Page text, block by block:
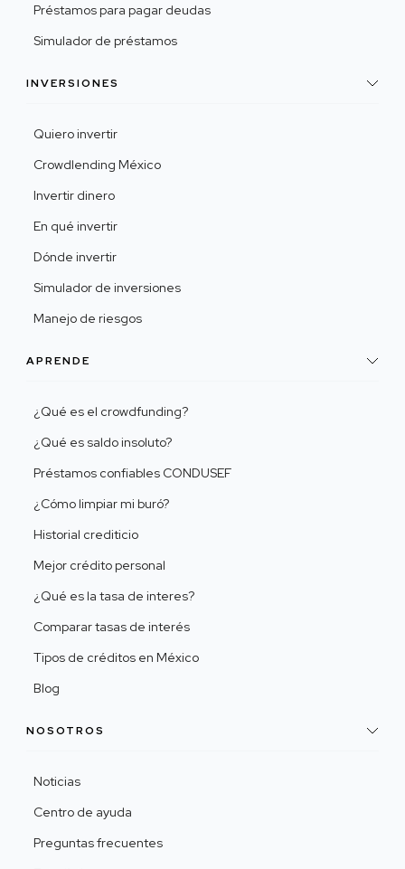
Préstamos para pagar deudas
Simulador de préstamos
INVERSIONES
Quiero invertir
Crowdlending México
Invertir dinero
En qué invertir
Dónde invertir
Simulador de inversiones
Manejo de riesgos
APRENDE
¿Qué es el crowdfunding?
¿Qué es saldo insoluto?
Préstamos confiables CONDUSEF
¿Cómo limpiar mi buró?
Historial crediticio
Mejor crédito personal
¿Qué es la tasa de interes?
Comparar tasas de interés
Tipos de créditos en México
Blog
NOSOTROS
Noticias
Centro de ayuda
Preguntas frecuentes